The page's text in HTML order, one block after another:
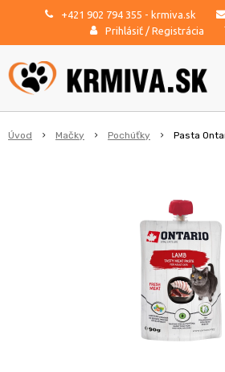
+421 902 794 355 - krmiva.sk
Prihlásiť / Registrácia
Úvod Mačky Pochúťky Pasta